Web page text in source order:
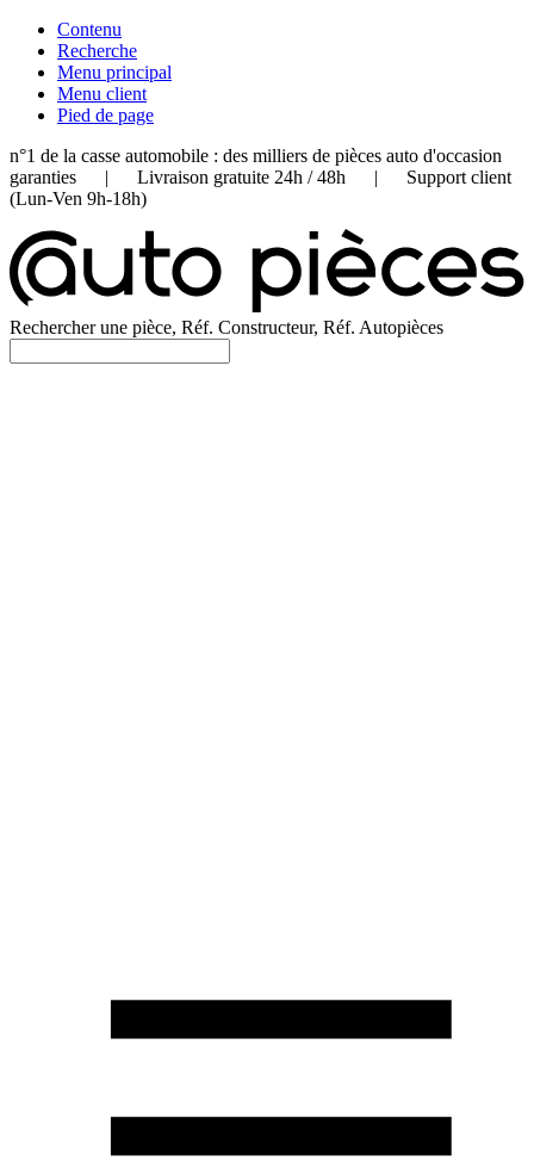
Contenu
Recherche
Menu principal
Menu client
Pied de page
n°1 de la casse automobile : des milliers de pièces auto d'occasion
garanties | Livraison gratuite 24h / 48h | Support client
(Lun-Ven 9h-18h)
Rechercher une pièce, Réf. Constructeur, Réf. Autopièces